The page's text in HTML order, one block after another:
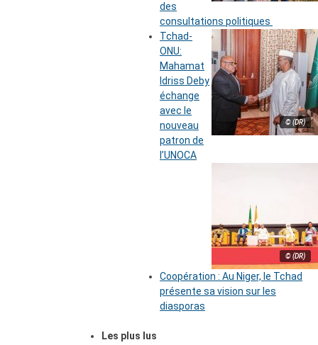
des
consultations politiques
© (DR)
Tchad-
ONU:
Mahamat
Idriss Deby
échange
avec le
nouveau
patron de
l’UNOCA
© (DR)
Coopération : Au Niger, le Tchad
présente sa vision sur les
diasporas
Les plus lus